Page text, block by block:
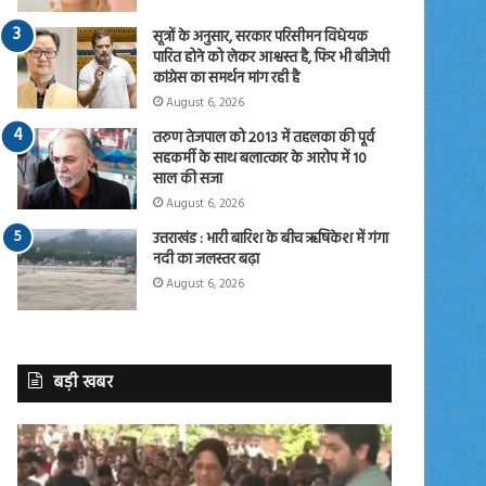
सूत्रों के अनुसार, सरकार परिसीमन विधेयक
पारित होने को लेकर आश्वस्त है, फिर भी बीजेपी
कांग्रेस का समर्थन मांग रही है
August 6, 2026
तरुण तेजपाल को 2013 में तहलका की पूर्व
सहकर्मी के साथ बलात्कार के आरोप में 10
साल की सजा
August 6, 2026
उत्तराखंड : भारी बारिश के बीच ऋषिकेश में गंगा
नदी का जलस्तर बढ़ा
August 6, 2026
बड़ी खबर